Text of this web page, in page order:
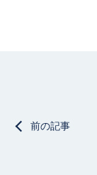
前の記事